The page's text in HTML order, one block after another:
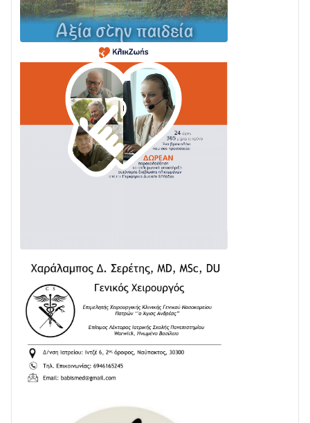
03/08 • 11:11
Με Αρχιερατική Λαμπρότητα η Πανήγυρη της
Μεταμορφώσεως του Σωτήρος στο Γολέμι
03/08 • 07:45
Ενισχύεται η Πολιτική Προστασία στο Δήμο Αγρινίου
με δύο νέα υδροφόρα οχήματα
02/08 • 18:26
Διαβάστε την «Ναυπακτία» που κυκλοφορεί
31/07 • 08:16
24/07 • 11:31
ΕΚΤΑΚΤΟ – ΝΑΥΠΑΚΤΙΑ: ΣΥΝΑΓΕΡΜΟΣ ΣΤΗΝ
ΠΥΡΟΣΒΕΣΤΙΚΗ ΓΙΑ ΦΩΤΙΑ ΣΤΟΝ ΑΓΙΟ ΗΛΙΑ ΠΡΙΝ ΤΗ
ΓΡΑΝΙΤΣΑ
24/07 • 11:03